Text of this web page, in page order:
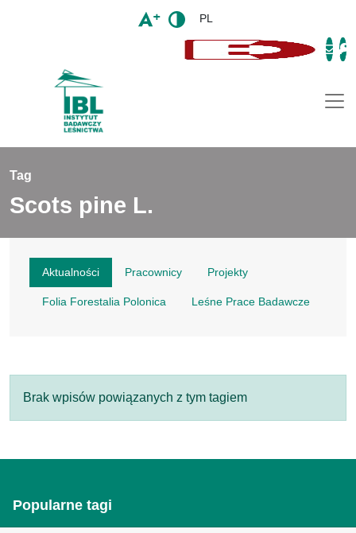
PL
Tag
Scots pine L.
Aktualności Pracownicy Projekty
Folia Forestalia Polonica Leśne Prace Badawcze
Brak wpisów powiązanych z tym tagiem
Popularne tagi